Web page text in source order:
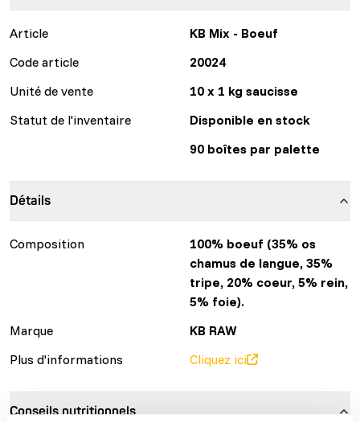
Article
KB Mix - Boeuf
Code article
20024
Unité de vente
10 x 1 kg saucisse
Statut de l'inventaire
Disponible en stock
90 boîtes par palette
Détails
Composition
100% boeuf (35% os
chamus de langue, 35%
tripe, 20% coeur, 5% rein,
5% foie).
Marque
KB RAW
Plus d'informations
Cliquez ici
Conseils nutritionnels